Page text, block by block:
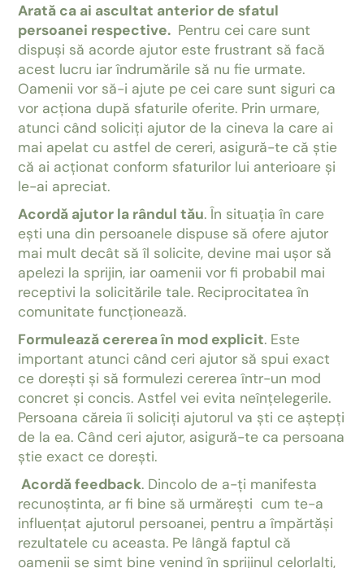
Arată ca ai ascultat anterior de sfatul
persoanei respective. Pentru cei care sunt
dispuși să acorde ajutor este frustrant să facă
acest lucru iar îndrumările să nu fie urmate.
Oamenii vor să-i ajute pe cei care sunt siguri ca
vor acționa după sfaturile oferite. Prin urmare,
atunci când soliciți ajutor de la cineva la care ai
mai apelat cu astfel de cereri, asigură-te că știe
că ai acționat conform sfaturilor lui anterioare și
le-ai apreciat.
Acordă ajutor la rândul tău. În situația în care
ești una din persoanele dispuse să ofere ajutor
mai mult decât să îl solicite, devine mai ușor să
apelezi la sprijin, iar oamenii vor fi probabil mai
receptivi la solicitările tale. Reciprocitatea în
comunitate funcționează.
Formulează cererea în mod explicit. Este
important atunci când ceri ajutor să spui exact
ce dorești și să formulezi cererea într-un mod
concret și concis. Astfel vei evita neînțelegerile.
Persoana căreia îi soliciți ajutorul va ști ce aștepți
de la ea. Când ceri ajutor, asigură-te ca persoana
știe exact ce dorești.
Acordă feedback. Dincolo de a-ți manifesta
recunoștinta, ar fi bine să urmărești cum te-a
influențat ajutorul persoanei, pentru a împărtăși
rezultatele cu aceasta. Pe lângă faptul că
oamenii se simt bine venind în sprijinul celorlalți,